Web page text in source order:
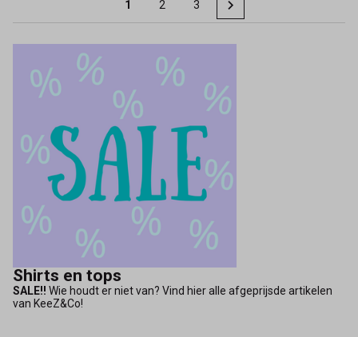
1 2 3
Shirts en tops
SALE!! Wie houdt er niet van? Vind hier alle afgeprijsde artikelen
van KeeZ&Co!